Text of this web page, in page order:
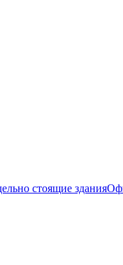
стоящие здания